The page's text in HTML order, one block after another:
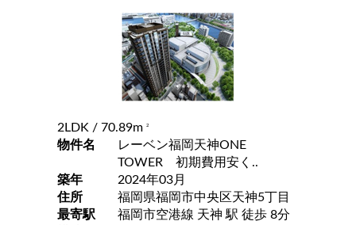
2LDK / 70.89m 2
物件名
レーベン福岡天神ONE
TOWER 初期費用安く..
築年
2024年03月
住所
福岡県福岡市中央区天神5丁目
最寄駅
福岡市空港線 天神 駅 徒歩 8分